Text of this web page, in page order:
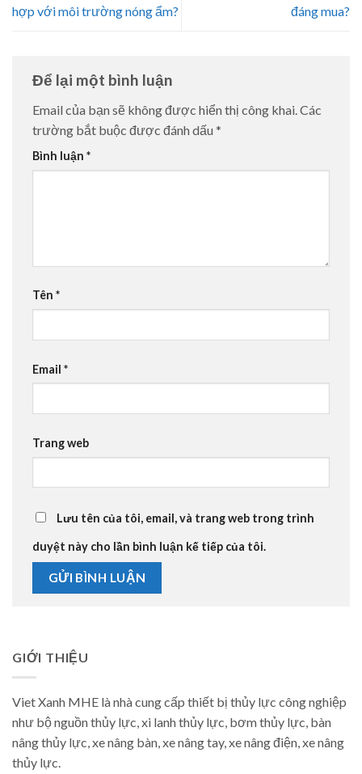
hợp với môi trường nóng ẩm?
đáng mua?
Để lại một bình luận
Email của bạn sẽ không được hiển thị công khai.Các
trường bắt buộc được đánh dấu *
Bình luận *
Tên *
Email *
Trang web
Lưu tên của tôi, email, và trang web trong trình
duyệt này cho lần bình luận kế tiếp của tôi.
GIỚI THIỆU
Viet Xanh MHE là nhà cung cấp thiết bị thủy lực công nghiệp
như bộ nguồn thủy lực, xi lanh thủy lực, bơm thủy lực, bàn
nâng thủy lực, xe nâng bàn, xe nâng tay, xe nâng điện, xe nâng
thủy lực.